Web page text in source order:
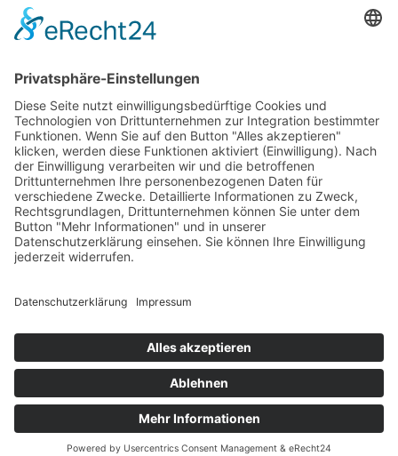
© Copyright 2010 –
Automatisierungs-Technik GmbH|Impressum|
+49 5851 979 42 80
EINE E-MAIL